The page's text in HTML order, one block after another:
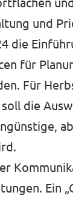
und
die
für
Für
die
Ein